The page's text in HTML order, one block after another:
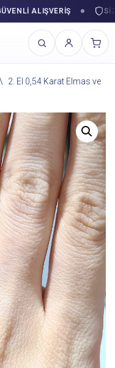
ALIŞVERIŞ
\
2. El 0,54 Karat Elmas ve